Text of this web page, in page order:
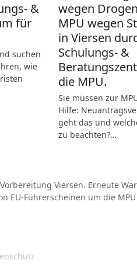
&
für
suchen
wie
wegen
MPU wegen
in Viersen
Schulungs- &
die MPU.
Sie müssen zur
Hilfe:
geht das und
zu beachten?…
Viersen. Erneute
EU-Führerscheinen um die